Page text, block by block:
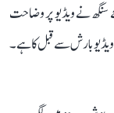
سنگھ نے ویڈیو پر وضاحت
بارش سے قبل کا ہے۔